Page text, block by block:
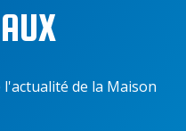
de la Maison